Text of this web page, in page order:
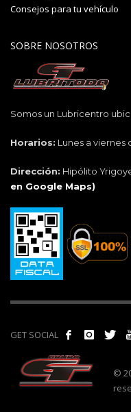
Consejos para tu vehículo
SOBRE NOSOTROS
Somos un Lubricentro
Horarios: Lunes a viernes
Dirección: Hipólito
en Google Maps)
GET SOCIAL
©